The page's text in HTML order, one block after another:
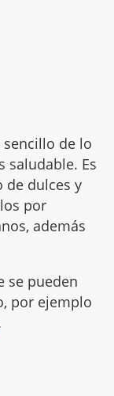
de lo
saludable. Es
de dulces y
por
además
se pueden
por ejemplo